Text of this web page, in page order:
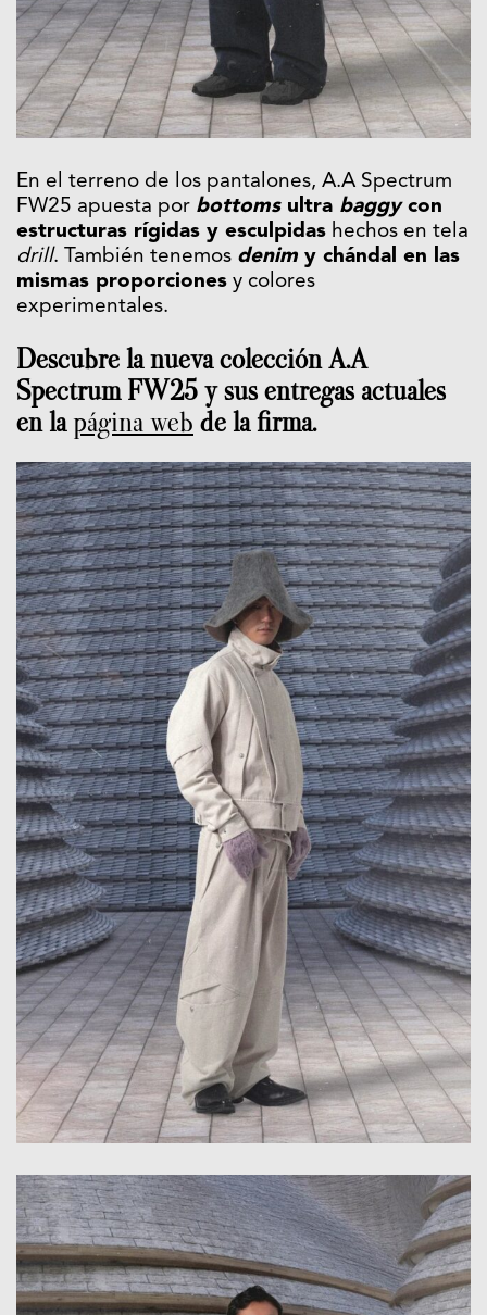
En el terreno de los pantalones, A.A Spectrum
FW25 apuesta por bottomsultra baggycon
estructuras rígidas y esculpidas hechos en tela
drill. También tenemos denim y chándal en las
mismas proporciones y colores
experimentales.
Descubre la nueva colección A.A
Spectrum FW25 y sus entregas actuales
en lapágina web de la firma.